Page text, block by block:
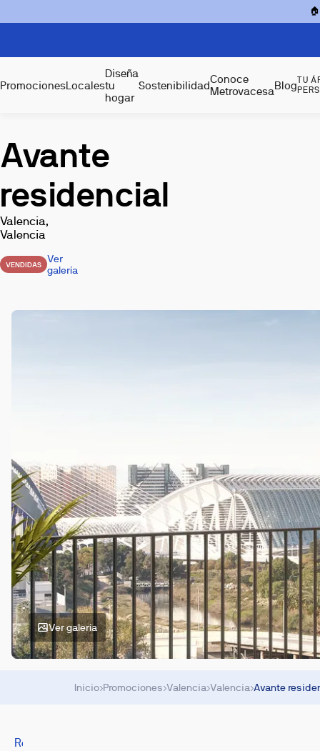
PromocionesLocales
Diseña
tu
hogar
SostenibilidadConoce
MetrovacesaBlogTU
Avante
residencial
Valencia,
Valencia
VENDIDAS
Ver
galería
Ver galería
Inicio›Promociones›Valencia›Valencia›Avante
Resumen